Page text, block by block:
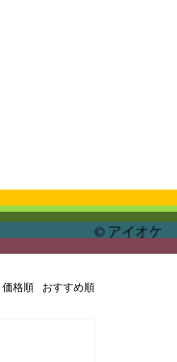
価格順 おすすめ順